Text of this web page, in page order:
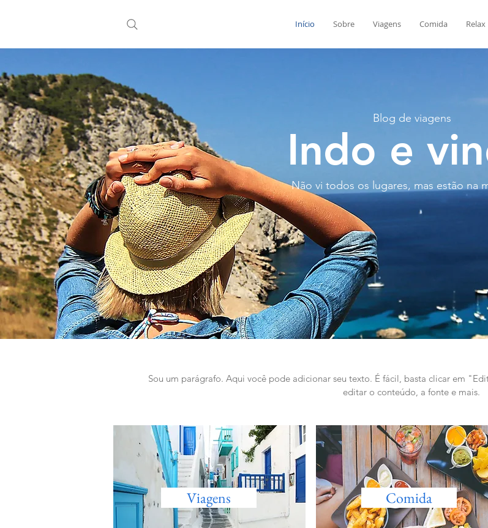
Início Sobre Viagens Comida Relax
Blog de viagens
Indo e
Não vi todos os lugares, mas estão na
Sou um parágrafo. Aqui você pode adicionar seu texto. É fácil, basta clicar em
editar o conteúdo, a fonte e mais.
Viagens Comida